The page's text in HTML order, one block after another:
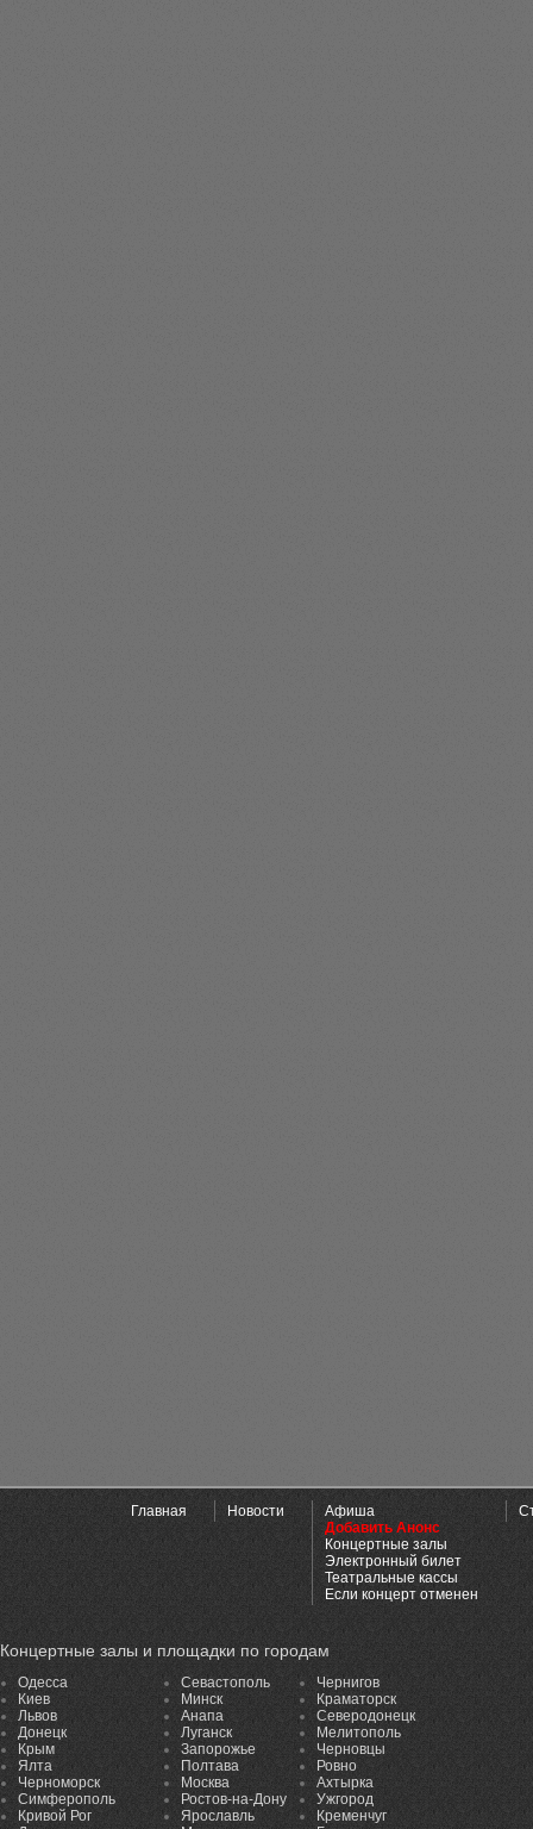
Главная Новости
Афиша
Добавить Анонс
Концертные залы
Электронный билет
Театральные кассы
Если концерт отменен
Концертные залы и площадки по городам
Одесса
Киев
Львов
Донецк
Крым
Ялта
Черноморск
Симферополь
Кривой Рог
Севастополь
Минск
Анапа
Луганск
Запорожье
Полтава
Москва
Ростов-на-Дону
Ярославль
Чернигов
Краматорск
Северодонецк
Мелитополь
Черновцы
Ровно
Ахтырка
Ужгород
Кременчуг